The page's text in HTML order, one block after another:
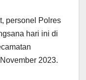
personel Polres
hari ini di
2023.